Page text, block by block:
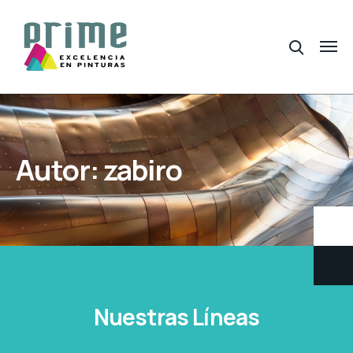
Autor:zabiro
Nuestras Líneas